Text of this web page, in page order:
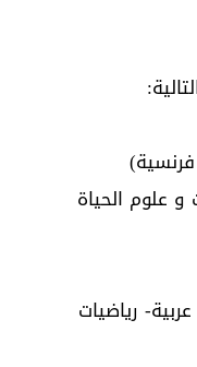
و علوم الحياة
رياضيات